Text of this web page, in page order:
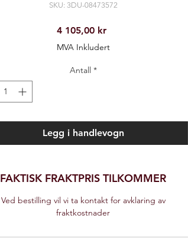
SKU: 3DU-08473572
4 105,00 krPris
MVA Inkludert
Antall *
Legg i handlevogn
FAKTISK FRAKTPRIS TILKOMMER
Ved bestilling vil vi ta kontakt for avklaring av
fraktkostnader